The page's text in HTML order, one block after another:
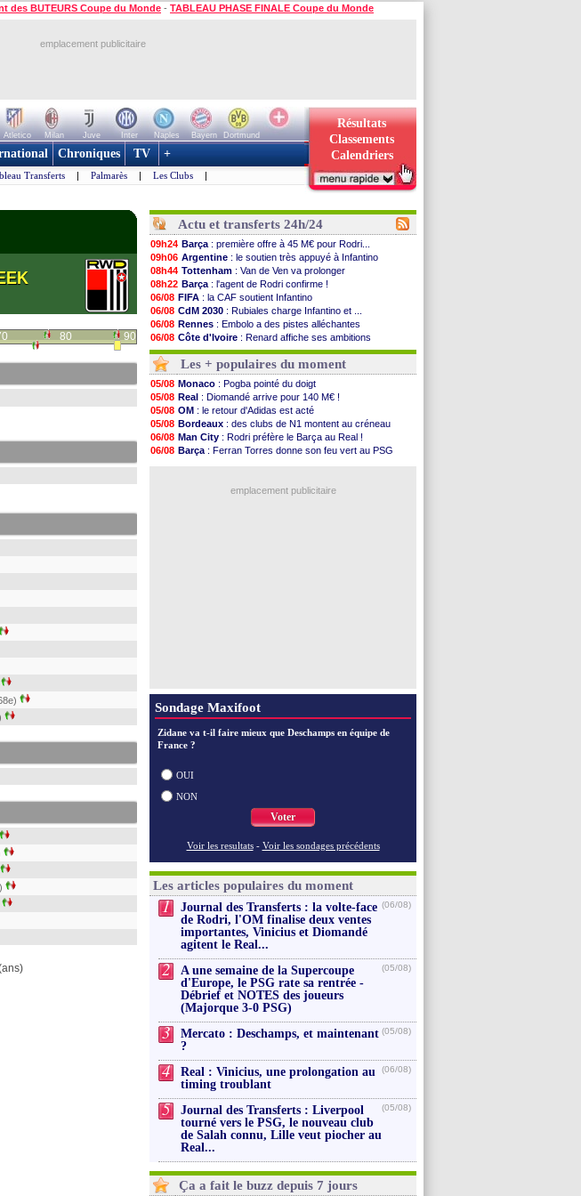
des BUTEURS Coupe du Monde - TABLEAU PHASE FINALE Coupe du Monde
emplacement publicitaire
Atletico Milan Juve Inter Naples Bayern
Dortmund
Résultats
Classements
Calendriers
Chroniques TV +
Transferts | Palmarès | Les Clubs |
80 90
68e)
Actu et transferts 24h/24
09h24 Barça : première offre à 45 M€ pour Rodri...
09h06 Argentine : le soutien très appuyé à Infantino
08h44 Tottenham : Van de Ven va prolonger
08h22 Barça : l'agent de Rodri confirme !
06/08 FIFA : la CAF soutient Infantino
06/08 CdM 2030 : Rubiales charge Infantino et ...
06/08 Rennes : Embolo a des pistes alléchantes
06/08 Côte d'Ivoire : Renard affiche ses ambitions
06/08 Rennes: Haise confirme pour Aït Boudlal
06/08
Man City: Trafford à Leeds pour 47 M€ (off...
06/08 Man Utd: Zirkzee vers la Juventus ?
06/08 Amical: Monaco s'impose contre Getafe
06/08 Nantes: Der Zakarian et sa relation avec Kita
06/08 OM : le club prêt à libérer Kondogbia ?
06/08 Monaco: le message touchant d'Akliouche
06/08 FIFA: Tebas en remet une couche
06/08 FIFA: l'UEFA maintient la pression
: Mangala va rejoindre Getafe
Les + populaires du moment
05/08 Monaco : Pogba pointé du doigt
05/08 Real : Diomandé arrive pour 140 M€ !
05/08 OM : le retour d'Adidas est acté
05/08 Bordeaux : des clubs de N1 montent au créneau
06/08 Man City : Rodri préfère le Barça au Real !
06/08 Barça : Ferran Torres donne son feu vert au PSG
emplacement publicitaire
Sondage Maxifoot
Zidane va t-il faire mieux que Deschamps en équipe de
France ?
OUI
NON
Voter
Voir les resultats - Voir les sondages précédents
Les articles populaires du moment
1
Journal des Transferts : la volte-face
de Rodri, l'OM finalise deux ventes
importantes, Vinicius et Diomandé
agitent le Real...
(06/08)
2
A une semaine de la Supercoupe
d'Europe, le PSG rate sa rentrée -
Débrief et NOTES des joueurs
(Majorque 3-0 PSG)
(05/08)
3
Mercato : Deschamps, et maintenant
?
(05/08)
4
Real : Vinicius, une prolongation au
timing troublant
(06/08)
5
Journal des Transferts : Liverpool
tourné vers le PSG, le nouveau club
de Salah connu, Lille veut piocher au
Real...
(05/08)
Ça a fait le buzz depuis 7 jours